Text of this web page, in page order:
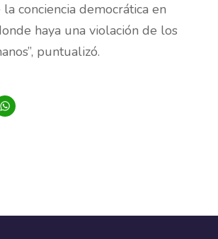
conciencia democrática en
haya una violación de los
puntualizó.